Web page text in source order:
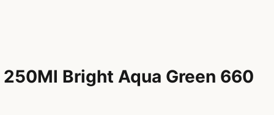
Bright Aqua Green 660